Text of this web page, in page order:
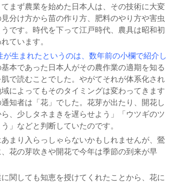
まず農業を始めた日本人は、その技術に大変
分け方から苗の作り方、肥料のやり方や害虫
です。時代を下って江戸時代、農具は昭和初
ています。
生まれたというのは、数年前の小欄で紹介し
本であった日本人がその農作業の適期を知る
で読むことでした。やがてそれが体系化され
によってもそのタイミングは変わってきます
知者は「花」でした。花芽が出たり、開花し
、少しタネまきを遅らせよう」「ウツギのツ
」などと判断していたのです。
まり入らっしゃらないかもしれませんが、鶯
花の芽吹きや開花で今年は季節の到来が早
関しても知恵を授けてくれたことから、花に